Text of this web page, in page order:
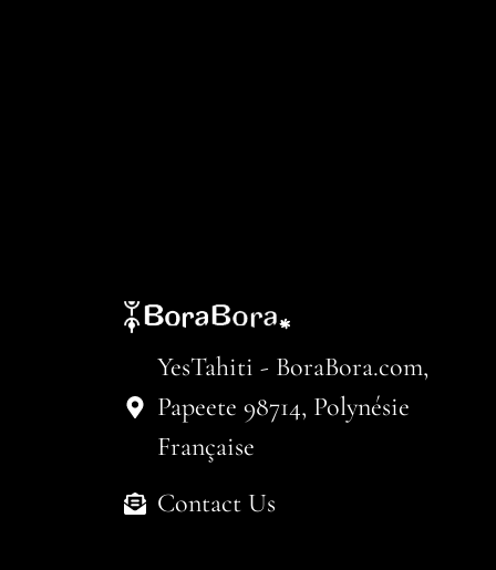
YesTahiti - BoraBora.com,
Papeete 98714, Polynésie
Française
Contact Us